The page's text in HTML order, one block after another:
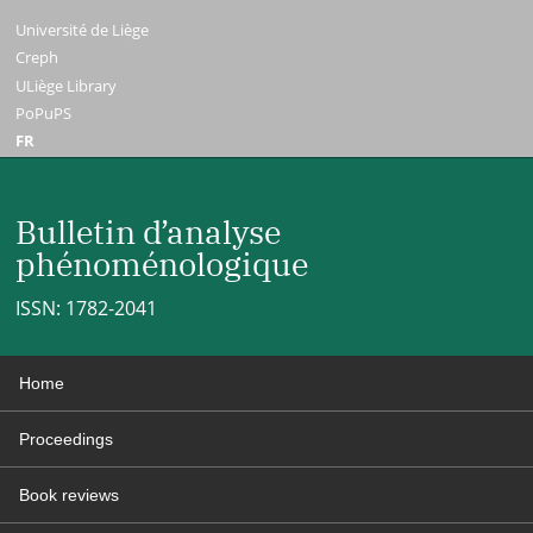
Université de Liège
Creph
ULiège Library
PoPuPS
FR
Bulletin d’analyse
phénoménologique
ISSN: 1782-2041
Home
Proceedings
Book reviews